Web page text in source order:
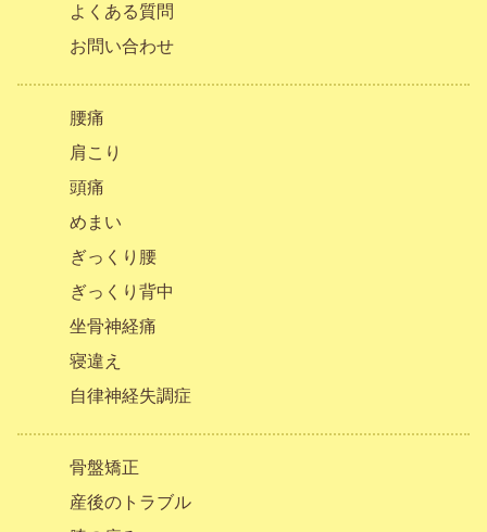
よくある質問
お問い合わせ
腰痛
肩こり
頭痛
めまい
ぎっくり腰
ぎっくり背中
坐骨神経痛
寝違え
自律神経失調症
骨盤矯正
産後のトラブル